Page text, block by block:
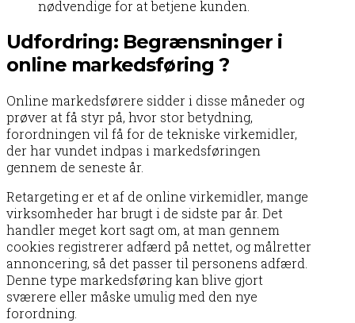
nødvendige for at betjene kunden.
Udfordring: Begrænsninger i
online markedsføring ?
Online markedsførere sidder i disse måneder og
prøver at få styr på, hvor stor betydning,
forordningen vil få for de tekniske virkemidler,
der har vundet indpas i markedsføringen
gennem de seneste år.
Retargeting er et af de online virkemidler, mange
virksomheder har brugt i de sidste par år. Det
handler meget kort sagt om, at man gennem
cookies registrerer adfærd på nettet, og målretter
annoncering, så det passer til personens adfærd.
Denne type markedsføring kan blive gjort
sværere eller måske umulig med den nye
forordning.